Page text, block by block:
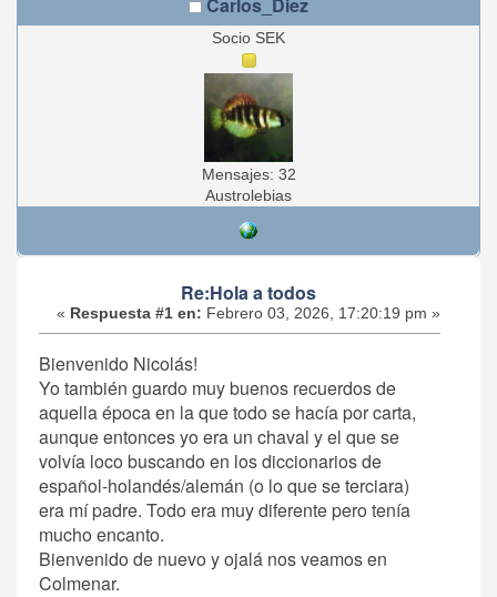
Carlos_Diez
Socio SEK
Mensajes: 32
Austrolebias
Re:Hola a todos
« Respuesta #1 en: Febrero 03, 2026, 17:20:19 pm »
Bienvenido Nicolás!
Yo también guardo muy buenos recuerdos de
aquella época en la que todo se hacía por carta,
aunque entonces yo era un chaval y el que se
volvía loco buscando en los diccionarios de
español-holandés/alemán (o lo que se terciara)
era mí padre. Todo era muy diferente pero tenía
mucho encanto.
Bienvenido de nuevo y ojalá nos veamos en
Colmenar.